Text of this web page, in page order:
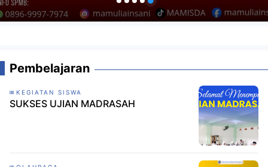
Pembelajaran
KEGIATAN SISWA
SUKSES UJIAN MADRASAH